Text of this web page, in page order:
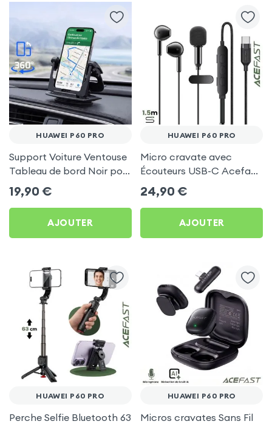
HUAWEI P60 PRO
Support Voiture Ventouse
Tableau de bord Noir pour
Huawei P60 Pro
19,90 €
AJOUTER
HUAWEI P60 PRO
Micro cravate avec
Écouteurs USB-C Acefast
Noir pour Huawei P60 Pro
24,90 €
AJOUTER
HUAWEI P60 PRO
Perche Selfie Bluetooth 63
HUAWEI P60 PRO
Micros cravates Sans Fil